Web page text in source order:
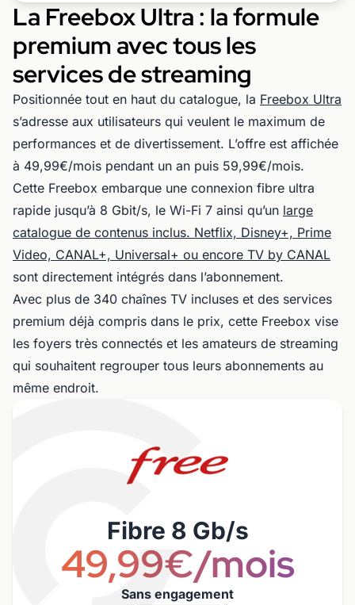
La Freebox Ultra : la formule
premium avec tous les
services de streaming
Positionnée tout en haut du catalogue, la Freebox Ultra
s’adresse aux utilisateurs qui veulent le maximum de
performances et de divertissement. L’offre est affichée
à 49,99€/mois pendant un an puis 59,99€/mois.
Cette Freebox embarque une connexion fibre ultra
rapide jusqu’à 8 Gbit/s, le Wi-Fi 7 ainsi qu’un large
catalogue de contenus inclus. Netflix, Disney+, Prime
Video, CANAL+, Universal+ ou encore TV by CANAL
sont directement intégrés dans l’abonnement.
Avec plus de 340 chaînes TV incluses et des services
premium déjà compris dans le prix, cette Freebox vise
les foyers très connectés et les amateurs de streaming
qui souhaitent regrouper tous leurs abonnements au
même endroit.
Fibre 8 Gb/s
49,99€/mois
Sans engagement